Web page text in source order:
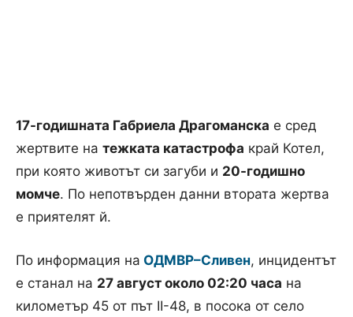
17-годишната Габриела Драгоманска е сред
жертвите на тежката катастрофа край Котел,
при която животът си загуби и 20-годишно
момче. По непотвърден данни втората жертва
е приятелят й.
По информация на ОДМВР–Сливен, инцидентът
е станал на 27 август около 02:20 часа на
километър 45 от път ІІ-48, в посока от село